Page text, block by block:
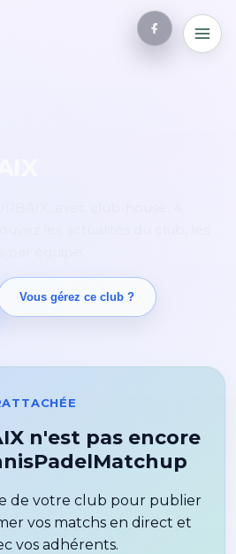
Vous gérez ce club ?
n'est pas encore
de votre club pour publier
vos matchs en direct et
vos adhérents.